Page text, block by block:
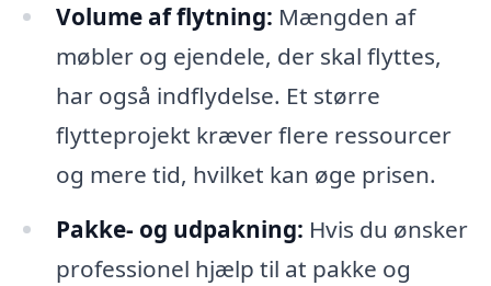
Volume af flytning: Mængden af
møbler og ejendele, der skal flyttes,
har også indflydelse. Et større
flytteprojekt kræver flere ressourcer
og mere tid, hvilket kan øge prisen.
Pakke- og udpakning: Hvis du ønsker
professionel hjælp til at pakke og